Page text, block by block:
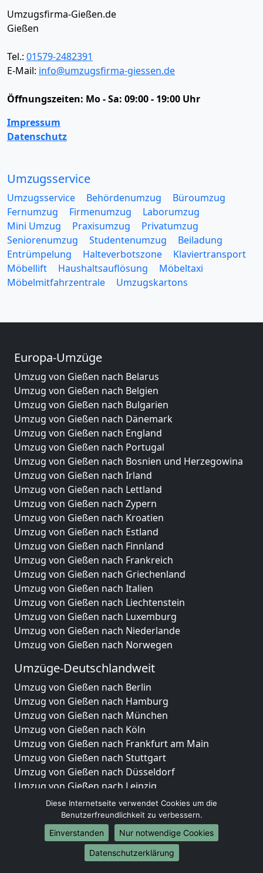
Umzugsfirma-Gießen.de
Gießen
Tel.: 01579-2482391
E-Mail: info@umzugsfirma-giessen.de
Öffnungszeiten: Mo - Sa: 09:00 - 19:00 Uhr
Impressum
Datenschutz
Umzugsservice
Umzugsservice Behördenumzug
Büroumzug
Fernumzug
Firmenumzug
Laborumzug
Mini Umzug
Praxisumzug
Privatumzug
Seniorenumzug
Studentenumzug
Beiladung
Entrümpelung
Halteverbotszone
Klaviertransport
Möbellift
Haushaltsauflösung
Möbeltaxi
Möbelmitfahrzentrale
Umzugskartons
Europa-Umzüge
Umzug von Gießen nach Belarus
Umzug von Gießen nach Belgien
Umzug von Gießen nach Bulgarien
Umzug von Gießen nach Dänemark
Umzug von Gießen nach England
Umzug von Gießen nach Portugal
Umzug von Gießen nach Bosnien und Herzegowina
Umzug von Gießen nach Irland
Umzug von Gießen nach Lettland
Umzug von Gießen nach Zypern
Umzug von Gießen nach Kroatien
Umzug von Gießen nach Estland
Umzug von Gießen nach Finnland
Umzug von Gießen nach Frankreich
Umzug von Gießen nach Griechenland
Umzug von Gießen nach Italien
Umzug von Gießen nach Liechtenstein
Umzug von Gießen nach Luxemburg
Umzug von Gießen nach Niederlande
Umzug von Gießen nach Norwegen
Umzüge-Deutschlandweit
Umzug von Gießen nach Berlin
Umzug von Gießen nach Hamburg
Umzug von Gießen nach München
Umzug von Gießen nach Köln
Umzug von Gießen nach Frankfurt am Main
Umzug von Gießen nach Stuttgart
Umzug von Gießen nach Düsseldorf
Umzug von Gießen nach Leipzig
Umzug von Gießen nach Dortmund
Umzug von Gießen nach Essen
Umzug von Gießen nach Bremen
Umzug von Gießen nach Dresden
Umzug von Gießen nach Hannover
Diese Internetseite verwendet Cookies um die
Benutzerfreundlichkeit zu verbessern.
Einverstanden
Nur notwendige Cookies
Datenschutzerklärung